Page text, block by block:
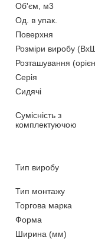
Об'єм, м3
Од. в упак.
Поверхня
Розміри виробу
Розташування
Серія
Сидячі
Сумісність з
комплектуючою
Тип виробу
Тип монтажу
Торгова марка
Форма
Ширина (мм)